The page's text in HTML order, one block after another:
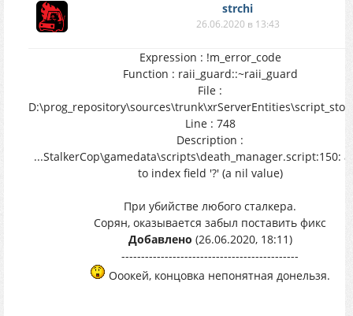
strchi
26.06.2020 в 13:43
Expression : !m_error_code
Function : raii_guard::~raii_guard
File :
Line : 748
Description :
...StalkerCop\gamedata\scripts\death_manager.script:150:
to index field '?' (a nil value)
При убийстве любого сталкера.
Сорян, оказывается забыл поставить фикс
Добавлено (26.06.2020, 18:11)
---------------------------------------------
Ооокей, концовка непонятная донельзя.